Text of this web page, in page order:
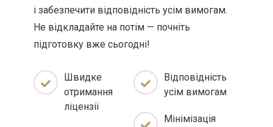
і забезпечити відповідність усім вимогам.
Не відкладайте на потім — почніть
підготовку вже сьогодні!
Швидке
отримання
ліцензії
Відповідність
усім вимогам
Мінімізація